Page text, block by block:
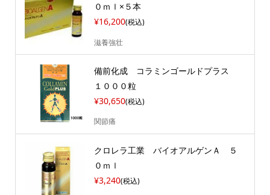
０ｍｌ×５本
¥16,200(税込)
滋養強壮
備前化成 コラミンゴールドプラス
１０００粒
¥30,650(税込)
関節痛
クロレラ工業 バイオアルゲンＡ ５
０ｍｌ
¥3,240(税込)